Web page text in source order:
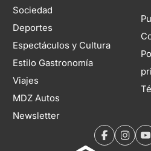
Sociedad
Deportes
Espectáculos y Cultura
Estilo Gastronomía
Viajes
MDZ Autos
Newsletter